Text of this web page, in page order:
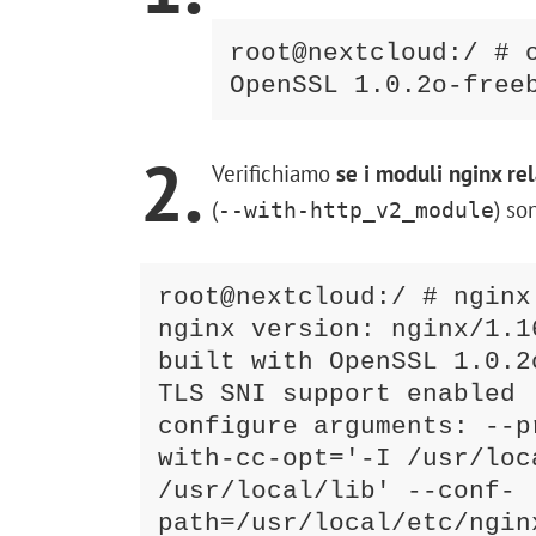
root@nextcloud:/ #
OpenSSL 1.0.2o-
2. Verifichiamo se i moduli nginx
(--with-http_v2_module)
root@nextcloud:/ #
nginx version: nginx/
built with OpenSSL
TLS SNI support enabled
configure arguments:
with-cc-opt='-I /usr/
/usr/local/lib' --conf-
path=/usr/local/etc/